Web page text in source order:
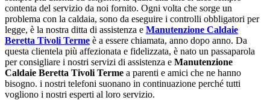
contenta del servizio da noi fornito. Ogni volta che sorge un
problema con la caldaia, sono da eseguire i controlli obbligatori per
legge, è la nostra ditta di assistenza e Manutenzione Caldaie
Beretta Tivoli Terme è a essere chiamata, anno dopo anno. Da
questa clientela più affezionata e fidelizzata, è nato un passaparola
per consigliare i nostri servizi di assistenza e Manutenzione
Caldaie Beretta Tivoli Terme a parenti e amici che ne hanno
bisogno. i nostri telefoni suonano in continuazione perché tutti
vogliono i nostri esperti al loro servizio.